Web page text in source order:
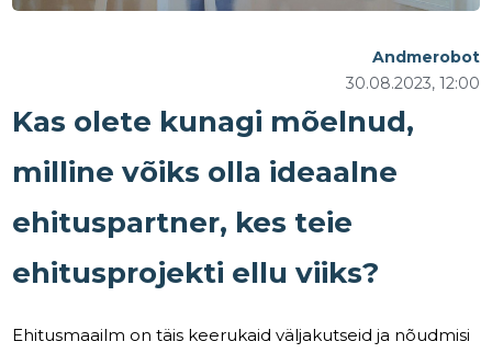
Kas olete kunagi mõelnud,
milline võiks olla ideaalne
ehituspartner, kes teie
ehitusprojekti ellu viiks?
30.08.2023, 12:00
Andmerobot
Ehitusmaailm on täis keerukaid väljakutseid ja nõudmisi